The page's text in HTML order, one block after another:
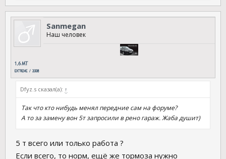
Sanmegan
Наш человек
Dfyz.s сказал(а): ↑
Так что кто нибудь менял передние сам на форуме?
А то за замену вон 5т запросили в рено гараж. Жаба душит)
5 т всего или только работа ?
Если всего, то норм, ещё же тормоза нужно